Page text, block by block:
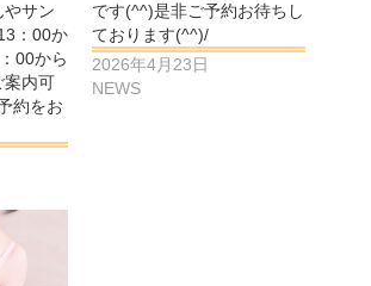
やサン
：00か
00から
案内可
約をお
です(^^)是非ご予約お待ちし
ております(^^)/
2026年4月23日
NEWS